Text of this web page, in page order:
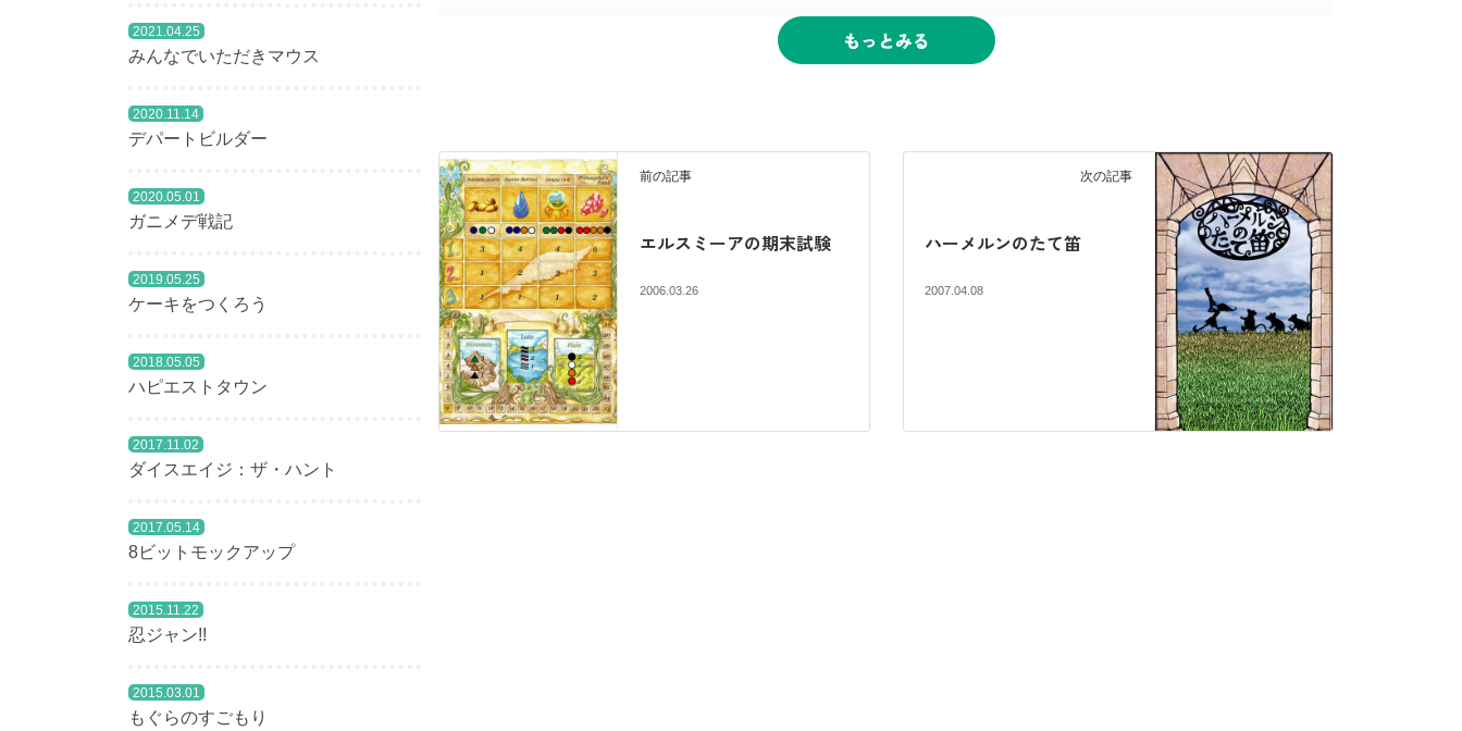
「おもちゃ箱全体で１つ、ないし２つのゲームを作ることは可能か。
（正直難しいところはあるんだなぁ。。。ウチのメンバーは皆が皆モノを作りたい人だからなぁ。。。）」
2005年5月
白紙さんからひとつのゲーム原案がおもちゃ箱メーリングリストに流れました。
ゲームのコンセプトは「終了タイミングをプレイヤーにゆだねるゲームにしたい」「ルネッサンスを舞台に
したい」というものでした。
前の記事
エルスミーアの期末試験
2006.03.26
次の記事
ハーメルンのたて笛
2007.04.08
2021.04.25
みんなでいただきマウス
2020.11.14
デパートビルダー
2020.05.01
ガニメデ戦記
2019.05.25
ケーキをつくろう
2018.05.05
ハピエストタウン
2017.11.02
ダイスエイジ：ザ・ハント
2017.05.14
8ビットモックアップ
2015.11.22
忍ジャン!!
2015.03.01
もぐらのすごもり